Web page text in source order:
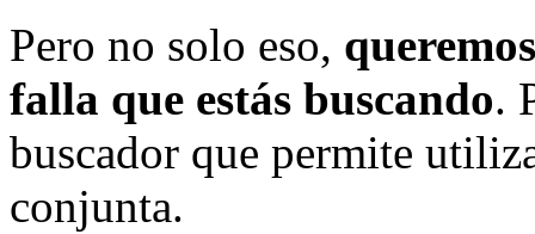
Pero no solo eso,
falla que estás buscando.
buscador que permite
conjunta.